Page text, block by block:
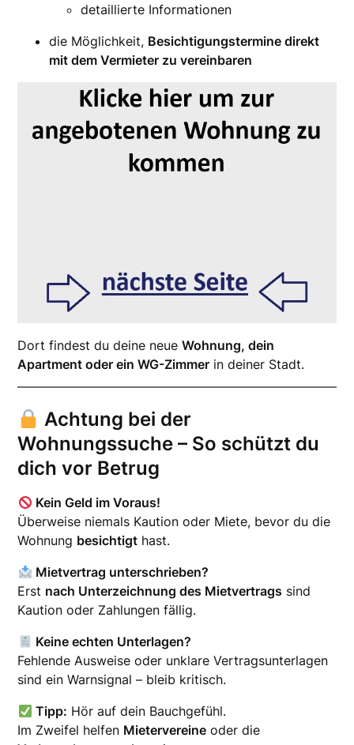
detaillierte Informationen
die Möglichkeit, Besichtigungstermine direkt
mit dem Vermieter zu vereinbaren
Dort findest du deine neueWohnung, dein
Apartment oder ein WG-Zimmer in deiner Stadt.
Achtung bei der
Wohnungssuche – So schützt du
dich vor Betrug
Kein Geld im Voraus!
Überweise niemals Kaution oder Miete, bevor du die
Wohnung besichtigt hast.
Mietvertrag unterschrieben?
Erst nach Unterzeichnung des Mietvertrags sind
Kaution oder Zahlungen fällig.
Keine echten Unterlagen?
Fehlende Ausweise oder unklare Vertragsunterlagen
sind ein Warnsignal – bleib kritisch.
Tipp: Hör auf dein Bauchgefühl.
Im Zweifel helfen Mietervereine oder die